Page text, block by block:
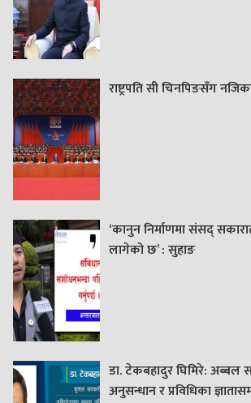
राष्ट्रपति सी चिनपिङसँग
‘कानुन निर्माणमा संसद्
लागेको छ’ : सुहाङ
डा. टेकबहादुर घिमिरे: अब्बल
अनुसन्धान र प्रविधिका